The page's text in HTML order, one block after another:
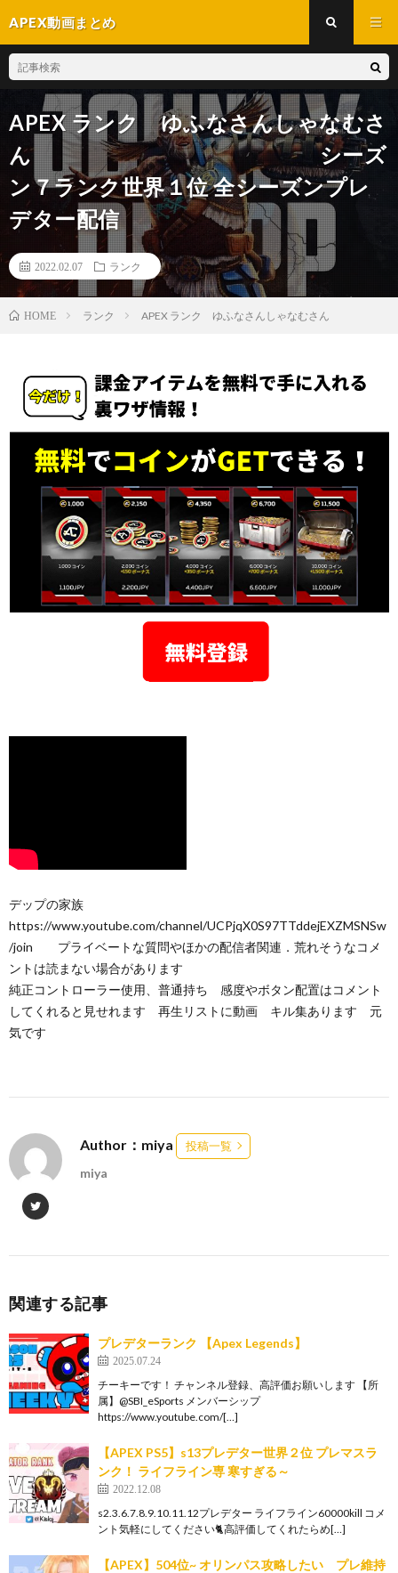
APEX動画まとめ
APEX ランク ゆふなさんしゃなむさ
ん シーズ
ン７ランク世界１位 全シーズンプレ
デター配信
2022.02.07 ランク
HOME ランク APEX ランク ゆふなさんしゃなむさん
デップの家族
https://www.youtube.com/channel/UCPjqX0S97TTddejEXZMSNSw
/join プライベートな質問やほかの配信者関連．荒れそうなコメ
ントは読まない場合があります
純正コントローラー使用、普通持ち 感度やボタン配置はコメント
してくれると見せれます 再生リストに動画 キル集あります 元
気です
Author：miya 投稿一覧
miya
関連する記事
プレデターランク 【Apex Legends】
2025.07.24
チーキーです！ チャンネル登録、高評価お願いします 【所
属】@SBI_eSports メンバーシップ
https://www.youtube.com/[…]
【APEX PS5】s13プレデター世界２位 プレマスラ
ンク！ ライフライン専 寒すぎる～
2022.12.08
s2.3.6.7.8.9.10.11.12プレデター ライフライン60000kill コメ
ント気軽にしてください🐈高評価してくれたらめ[…]
【APEX】504位~ オリンパス攻略したい プレ維持